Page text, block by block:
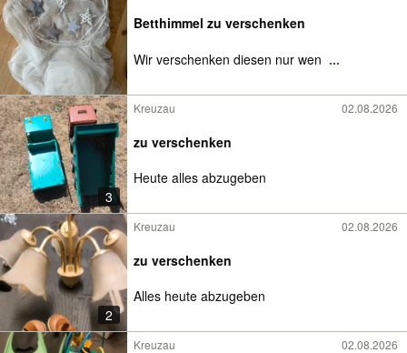
Betthimmel zu verschenken
Wir verschenken diesen nur wen ...
3
Kreuzau 02.08.2026
zu verschenken
Heute alles abzugeben
2
Kreuzau 02.08.2026
zu verschenken
Alles heute abzugeben
Kreuzau 02.08.2026